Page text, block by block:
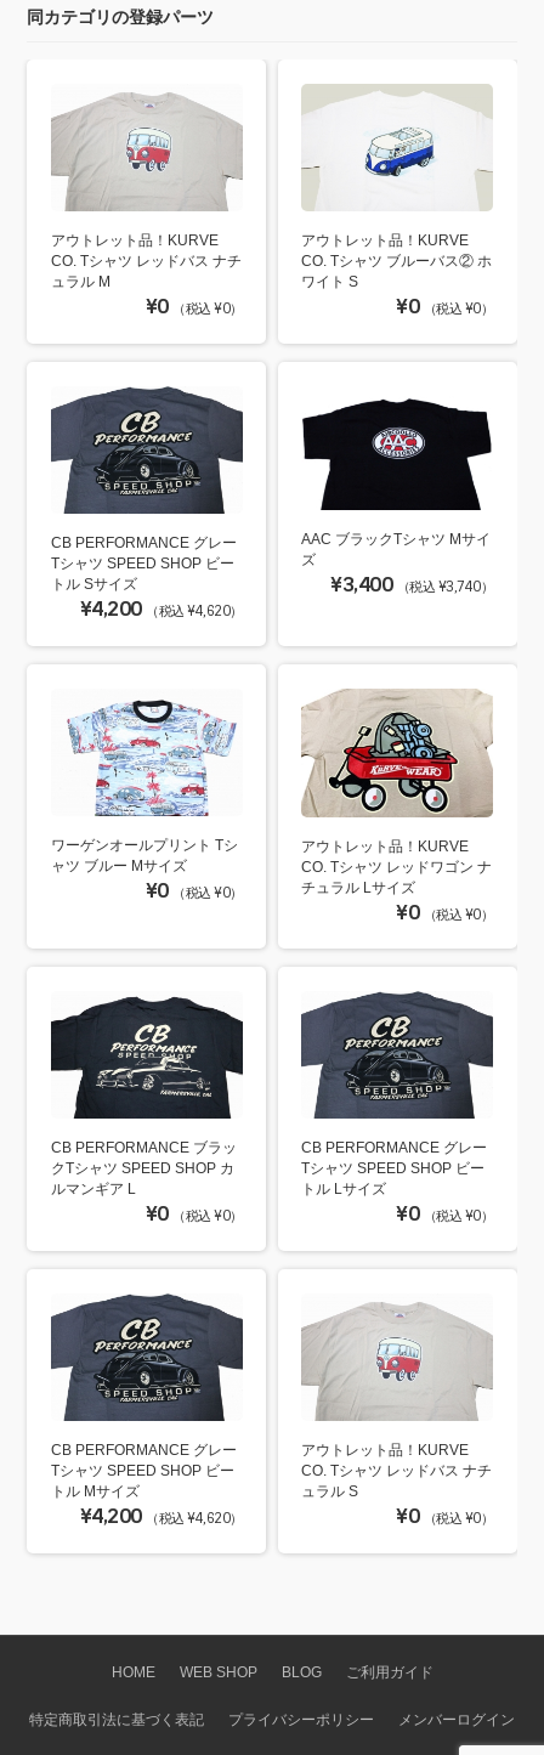
同カテゴリの登録パーツ
アウトレット品！KURVE
CO. Tシャツ レッドバス ナチ
ュラル M
¥0 （税込 ¥0）
アウトレット品！KURVE
CO. Tシャツ ブルーバス② ホ
ワイト S
¥0 （税込 ¥0）
CB PERFORMANCE グレー
Tシャツ SPEED SHOP ビー
トル Sサイズ
¥4,200 （税込 ¥4,620）
AAC ブラックTシャツ Mサイ
ズ
¥3,400 （税込 ¥3,740）
ワーゲンオールプリント Tシ
ャツ ブルー Mサイズ
¥0 （税込 ¥0）
アウトレット品！KURVE
CO. Tシャツ レッドワゴン ナ
チュラル Lサイズ
¥0 （税込 ¥0）
CB PERFORMANCE ブラッ
クTシャツ SPEED SHOP カ
ルマンギア L
¥0 （税込 ¥0）
CB PERFORMANCE グレー
Tシャツ SPEED SHOP ビー
トル Lサイズ
¥0 （税込 ¥0）
CB PERFORMANCE グレー
Tシャツ SPEED SHOP ビー
トル Mサイズ
¥4,200 （税込 ¥4,620）
アウトレット品！KURVE
CO. Tシャツ レッドバス ナチ
ュラル S
¥0 （税込 ¥0）
HOME WEB SHOP BLOG ご利用ガイド
特定商取引法に基づく表記 プライバシーポリシー メンバーログイン